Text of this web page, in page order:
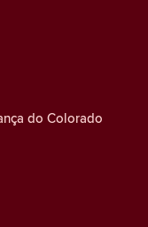
do Colorado